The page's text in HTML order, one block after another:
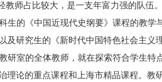
师占比较大，是一支年富力强的队伍。
生的《中国近现代史纲要》课程的教
及研究生的《新时代中国特色社会主义
研室的全体教师，就在探索符合学生
理论的重点课程和上海市精品课程。